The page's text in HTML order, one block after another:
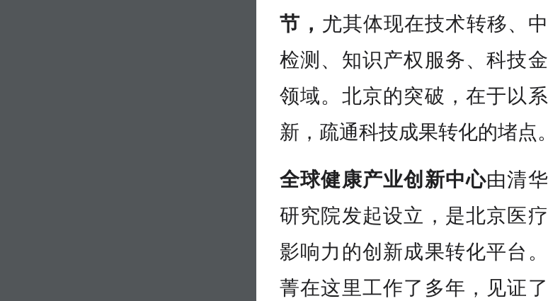
节‌， 尤其体现在技术转移、
检测、知识产权服务、科技
领域。北京的突破，在于以
新，疏通科技成果转化的堵点。
全球健康产业创新中心由清
研究院发起设立，是北京医
影响力的创新成果转化平台
菁在这里工作了多年，见证